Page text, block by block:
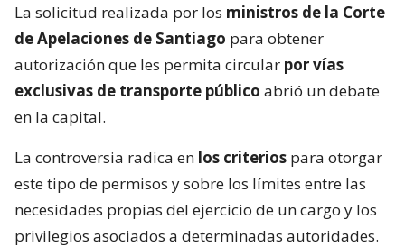
La solicitud realizada por los ministros de la Corte
de Apelaciones de Santiago para obtener
autorización que les permita circular por vías
exclusivas de transporte público abrió un debate
en la capital.
La controversia radica en los criterios para otorgar
este tipo de permisos y sobre los límites entre las
necesidades propias del ejercicio de un cargo y los
privilegios asociados a determinadas autoridades.